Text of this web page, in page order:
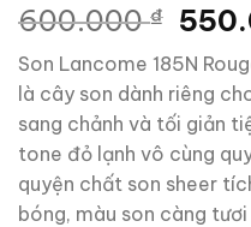
600.000₫
Giá
gốc
là:
Son Lancome 185N
là cây son dành riêng
sang chảnh và tối giản
tone đỏ lạnh vô cùng
quyện chất son sheer
bóng, màu son càng